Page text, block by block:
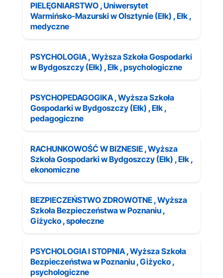
PIELĘGNIARSTWO , Uniwersytet
Warmińsko-Mazurski w Olsztynie (Ełk) , Ełk ,
medyczne
PSYCHOLOGIA , Wyższa Szkoła Gospodarki
w Bydgoszczy (Ełk) , Ełk , psychologiczne
PSYCHOPEDAGOGIKA , Wyższa Szkoła
Gospodarki w Bydgoszczy (Ełk) , Ełk ,
pedagogiczne
RACHUNKOWOŚĆ W BIZNESIE , Wyższa
Szkoła Gospodarki w Bydgoszczy (Ełk) , Ełk ,
ekonomiczne
BEZPIECZEŃSTWO ZDROWOTNE , Wyższa
Szkoła Bezpieczeństwa w Poznaniu ,
Giżycko , społeczne
PSYCHOLOGIA I STOPNIA , Wyższa Szkoła
Bezpieczeństwa w Poznaniu , Giżycko ,
psychologiczne